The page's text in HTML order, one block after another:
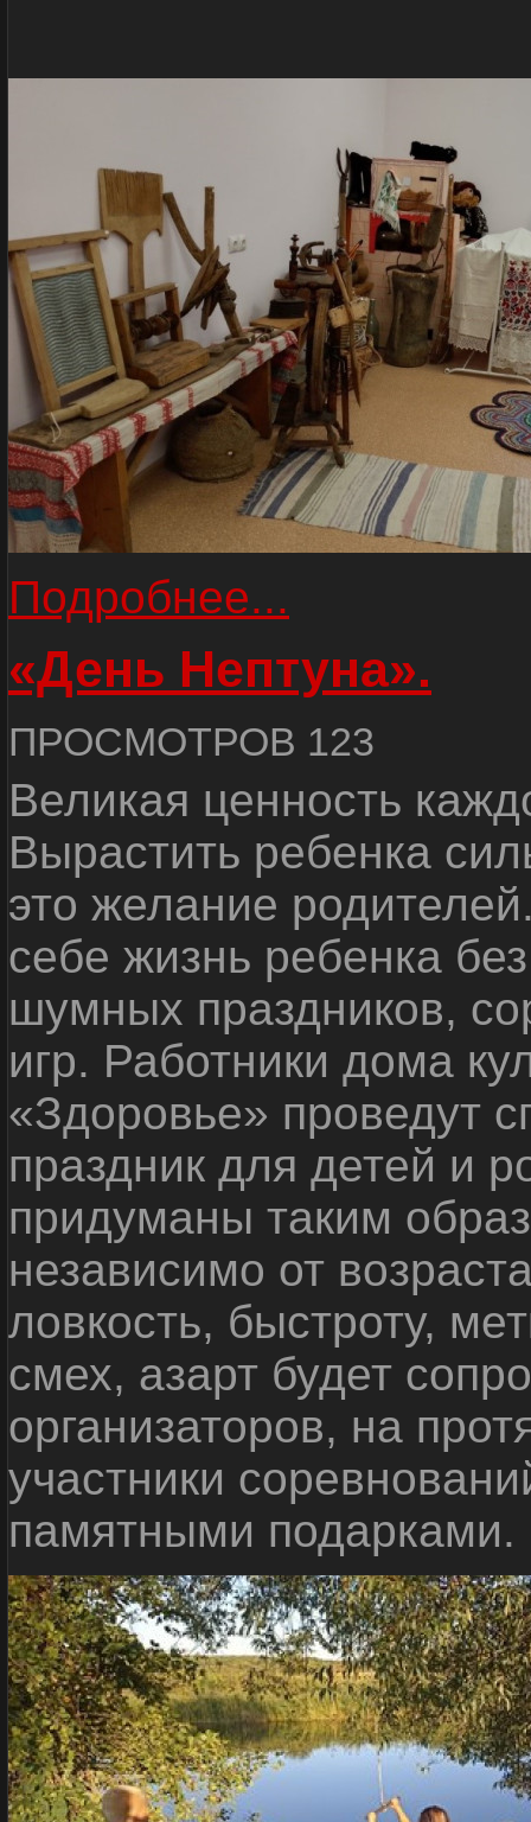
Подробнее...
«День Нептуна».
ПРОСМОТРОВ 123
Великая ценность
Вырастить ребенка
это желание
себе жизнь ребенка
шумных праздников,
игр. Работники дома
«Здоровье» проведут
праздник для детей и
придуманы таким
независимо от
ловкость, быстроту,
смех, азарт будет
организаторов, на
участники
памятными подарками.